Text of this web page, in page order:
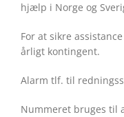
hjælp i Norge og
For at sikre
årligt kontingent.
Alarm tlf. til
Nummeret bruges til